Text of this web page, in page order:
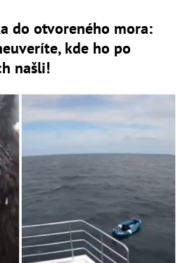
do otvoreného mora:
kde ho po
našli!